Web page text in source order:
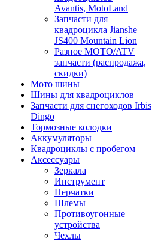
Avantis, MotoLand
Запчасти для
квадроцикла Jianshe
JS400 Mountain Lion
Разное МОТО/ATV
запчасти (распродажа,
скидки)
Мото шины
Шины для квадроциклов
Запчасти для снегоходов Irbis
Dingo
Тормозные колодки
Аккумуляторы
Квадроциклы с пробегом
Аксессуары
Зеркала
Инструмент
Перчатки
Шлемы
Противоугонные
устройства
Чехлы